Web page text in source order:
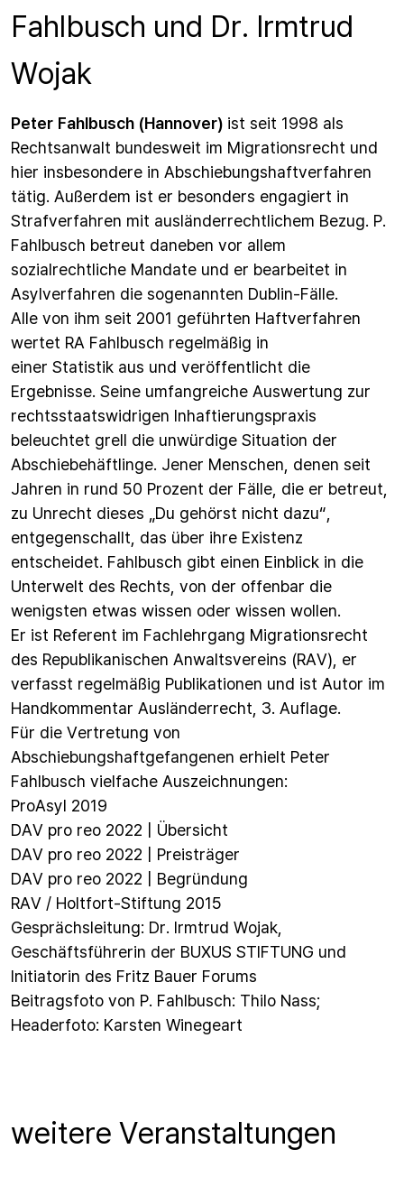
Fahlbusch und Dr. Irmtrud
Wojak
Peter Fahlbusch (Hannover) ist seit 1998 als
Rechtsanwalt bundesweit im Migrationsrecht und
hier insbesondere in Abschiebungshaftverfahren
tätig. Außerdem ist er besonders engagiert in
Strafverfahren mit ausländerrechtlichem Bezug. P.
Fahlbusch betreut daneben vor allem
sozialrechtliche Mandate und er bearbeitet in
Asylverfahren die sogenannten Dublin-Fälle.
Alle von ihm seit 2001 geführten Haftverfahren
wertet RA Fahlbusch regelmäßig in
einer Statistik aus und veröffentlicht die
Ergebnisse. Seine umfangreiche Auswertung zur
rechtsstaatswidrigen Inhaftierungspraxis
beleuchtet grell die unwürdige Situation der
Abschiebehäftlinge. Jener Menschen, denen seit
Jahren in rund 50 Prozent der Fälle, die er betreut,
zu Unrecht dieses „Du gehörst nicht dazu“,
entgegenschallt, das über ihre Existenz
entscheidet. Fahlbusch gibt einen Einblick in die
Unterwelt des Rechts, von der offenbar die
wenigsten etwas wissen oder wissen wollen.
Er ist Referent im Fachlehrgang Migrationsrecht
des Republikanischen Anwaltsvereins (RAV), er
verfasst regelmäßig Publikationen und ist Autor im
Handkommentar Ausländerrecht, 3. Auflage.
Für die Vertretung von
Abschiebungshaftgefangenen erhielt Peter
Fahlbusch vielfache Auszeichnungen:
ProAsyl 2019
DAV pro reo 2022 | Übersicht
DAV pro reo 2022 | Preisträger
DAV pro reo 2022 | Begründung
RAV / Holtfort-Stiftung 2015
Gesprächsleitung: Dr. Irmtrud Wojak,
Geschäftsführerin der BUXUS STIFTUNG und
Initiatorin des Fritz Bauer Forums
Beitragsfoto von P. Fahlbusch: Thilo Nass;
Headerfoto: Karsten Winegeart
weitere Veranstaltungen